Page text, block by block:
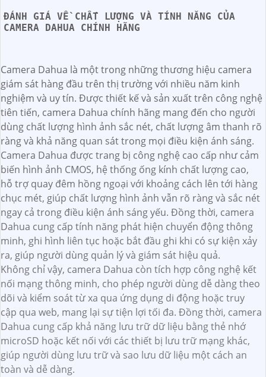
ĐÁNH GIÁ VỀ CHẤT LƯỢNG VÀ TÍNH NĂNG CỦA
CAMERA DAHUA CHÍNH HÃNG
Camera Dahua là một trong những thương hiệu camera
giám sát hàng đầu trên thị trường với nhiều năm kinh
nghiệm và uy tín. Được thiết kế và sản xuất trên công nghệ
tiên tiến, camera Dahua chính hãng mang đến cho người
dùng chất lượng hình ảnh sắc nét, chất lượng âm thanh rõ
ràng và khả năng quan sát trong mọi điều kiện ánh sáng.
Camera Dahua được trang bị công nghệ cao cấp như cảm
biến hình ảnh CMOS, hệ thống ống kính chất lượng cao,
hỗ trợ quay đêm hồng ngoại với khoảng cách lên tới hàng
chục mét, giúp chất lượng hình ảnh vẫn rõ ràng và sắc nét
ngay cả trong điều kiện ánh sáng yếu. Đồng thời, camera
Dahua cung cấp tính năng phát hiện chuyển động thông
minh, ghi hình liên tục hoặc bắt đầu ghi khi có sự kiện xảy
ra, giúp người dùng quản lý và giám sát hiệu quả.
Không chỉ vậy, camera Dahua còn tích hợp công nghệ kết
nối mạng thông minh, cho phép người dùng dễ dàng theo
dõi và kiểm soát từ xa qua ứng dụng di động hoặc truy
cập qua web, mang lại sự tiện lợi tối đa. Đồng thời, camera
Dahua cung cấp khả năng lưu trữ dữ liệu bằng thẻ nhớ
microSD hoặc kết nối với các thiết bị lưu trữ mạng khác,
giúp người dùng lưu trữ và sao lưu dữ liệu một cách an
toàn và dễ dàng.